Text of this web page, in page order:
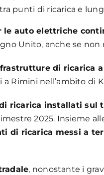
punti di ricarica e
auto elettriche
Unito, anche se
di ricarica
a Rimini nell’ambito di
ricarica installati sul
2025. Insieme
di ricarica messi a
, nonostante i